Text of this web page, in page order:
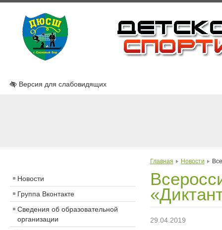
Версия для слабовидящих
Новости
Группа Вконтакте
Сведения об образовательной
организации
Главная Новости
29.04.2019